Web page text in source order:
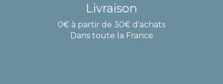
Livraison
0€ à partir de 30€ d'achats
Dans toute la France